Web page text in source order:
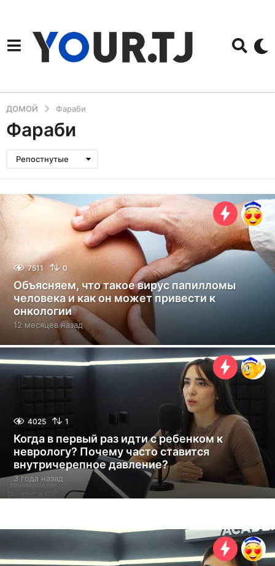
ДОМОЙ Фараби
Фараби
Репостнутые
7511 0
Объясняем, что такое вирус папилломы
человека и как он может привести к
онкологии
12 месяцев назад1
2
м
е
с
а
з
а
4025 1
Когда в первый раз идти с ребенком к
неврологу? Почему часто ставится
внутричерепное давление?
3 года назад
о
з